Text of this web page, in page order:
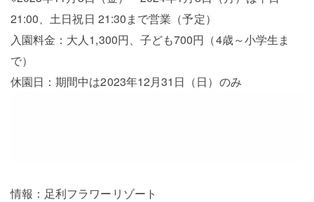
21:00、土日祝日 21:30まで営業（予定）
入園料金：大人1,300円、子ども700円（4歳～小学生ま
で）
休園日：期間中は2023年12月31日（日）のみ
情報：足利フラワーリゾート